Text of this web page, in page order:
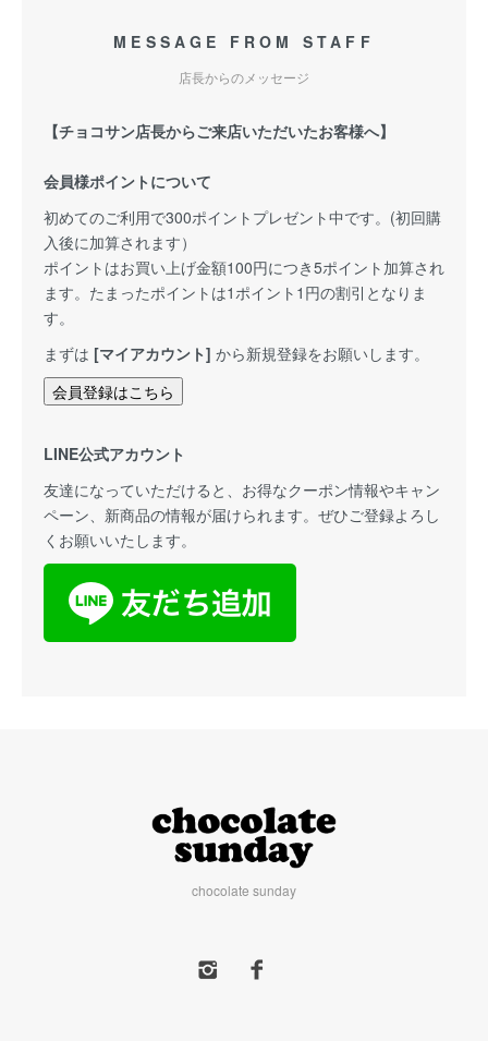
MESSAGE FROM STAFF
店長からのメッセージ
【チョコサン店長からご来店いただいたお客様へ】
会員様ポイントについて
初めてのご利用で300ポイントプレゼント中です。(初回購
入後に加算されます）
ポイントはお買い上げ金額100円につき5ポイント加算され
ます。たまったポイントは1ポイント1円の割引となりま
す。
まずは [マイアカウント] から新規登録をお願いします。
会員登録はこちら
LINE公式アカウント
友達になっていただけると、お得なクーポン情報やキャン
ペーン、新商品の情報が届けられます。ぜひご登録よろし
くお願いいたします。
chocolate sunday